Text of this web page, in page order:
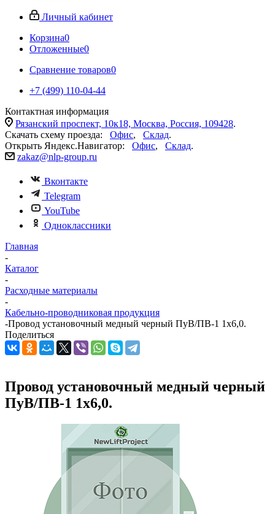
Личный кабинет
Корзина0
Отложенные0
Сравнение товаров0
+7 (499) 110-04-44
Контактная информация
Рязанский проспект, 10к18, Москва, Россия, 109428.
Скачать схему проезда: Офис, Склад.
Открыть Яндекс.Навигатор: Офис, Склад.
zakaz@nlp-group.ru
Вконтакте
Telegram
YouTube
Одноклассники
Главная
-
Каталог
-
Расходные материалы
-
Кабельно-проводниковая продукция
-Провод установочный медный черный ПуВ/ПВ-1 1х6,0.
Поделиться
Провод установочный медный черный
ПуВ/ПВ-1 1х6,0.